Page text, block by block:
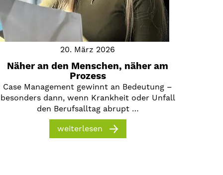
20. März 2026
Näher an den Menschen, näher am
Prozess
Case Management gewinnt an Bedeutung –
besonders dann, wenn Krankheit oder Unfall
den Berufsalltag abrupt …
weiterlesen